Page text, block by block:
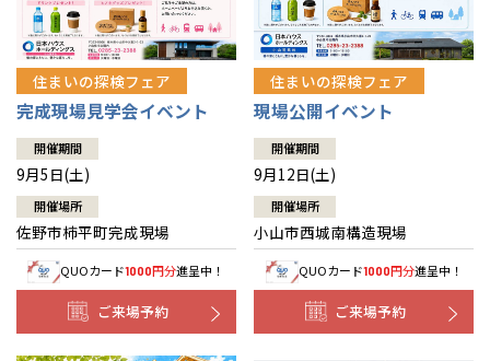
住まいの探検フェア
完成現場見学会イベント
開催期間
9月5日(土)
開催場所
佐野市柿平町完成現場
QUOカード1000円分進呈中！
ご来場予約
住まいの探検フェア
現場公開イベント
開催期間
9月12日(土)
開催場所
小山市西城南構造現場
QUOカード1000円分進呈中！
ご来場予約